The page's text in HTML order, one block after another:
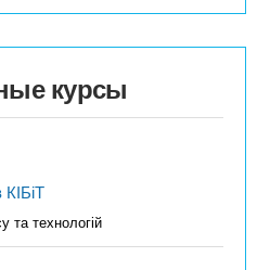
курсы
та технологій